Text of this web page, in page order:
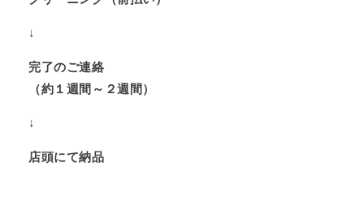
↓
完了のご連絡
（約１週間～２週間）
↓
店頭にて納品